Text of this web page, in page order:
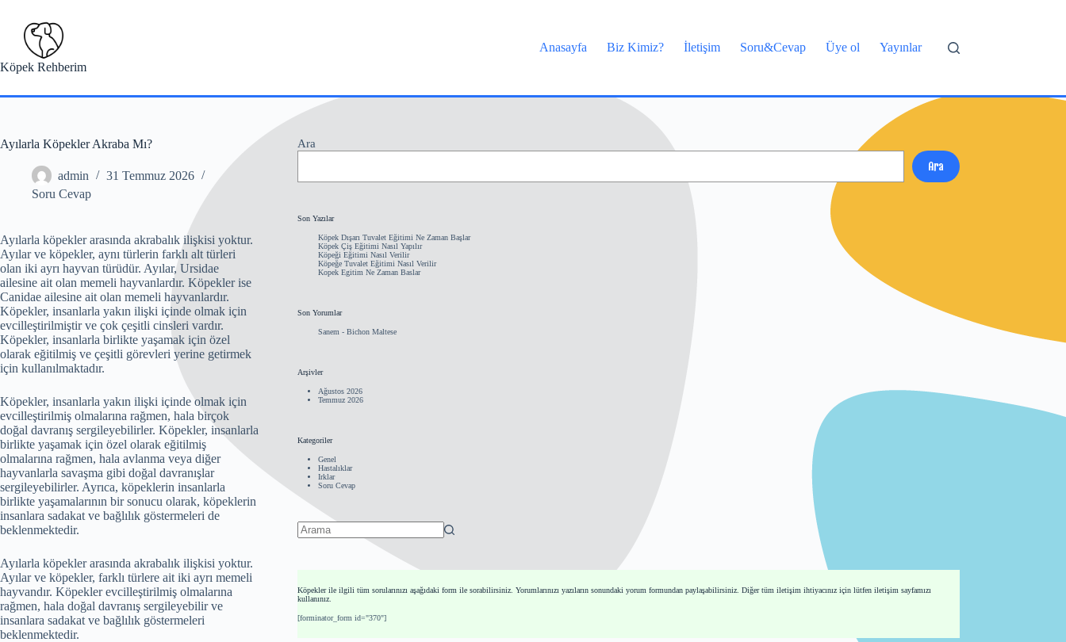
content
Köpek Rehberim
Anasayfa Biz Kimiz? İletişim Soru&Cevap Üye ol Yayınlar
Ayılarla Köpekler Akraba Mı?
admin
31 Temmuz 2026
Soru Cevap
Ayılarla köpekler arasında akrabalık ilişkisi yoktur.
Ayılar ve köpekler, aynı türlerin farklı alt türleri
olan iki ayrı hayvan türüdür. Ayılar, Ursidae
ailesine ait olan memeli hayvanlardır. Köpekler ise
Canidae ailesine ait olan memeli hayvanlardır.
Köpekler, insanlarla yakın ilişki içinde olmak için
evcilleştirilmiştir ve çok çeşitli cinsleri vardır.
Köpekler, insanlarla birlikte yaşamak için özel
olarak eğitilmiş ve çeşitli görevleri yerine getirmek
için kullanılmaktadır.
Köpekler, insanlarla yakın ilişki içinde olmak için
evcilleştirilmiş olmalarına rağmen, hala birçok
doğal davranış sergileyebilirler. Köpekler, insanlarla
birlikte yaşamak için özel olarak eğitilmiş
olmalarına rağmen, hala avlanma veya diğer
hayvanlarla savaşma gibi doğal davranışlar
sergileyebilirler. Ayrıca, köpeklerin insanlarla
birlikte yaşamalarının bir sonucu olarak, köpeklerin
insanlara sadakat ve bağlılık göstermeleri de
beklenmektedir.
Ayılarla köpekler arasında akrabalık ilişkisi yoktur.
Ayılar ve köpekler, farklı türlere ait iki ayrı memeli
hayvandır. Köpekler evcilleştirilmiş olmalarına
rağmen, hala doğal davranış sergileyebilir ve
insanlara sadakat ve bağlılık göstermeleri
beklenmektedir.
Ara
Ara
Son Yazılar
Köpek Dışarı Tuvalet Eğitimi Ne Zaman Başlar
Köpek Çiş Eğitimi Nasıl Yapılır
Köpeği Eğitimi Nasıl Verilir
Köpeğe Tuvalet Eğitimi Nasıl Verilir
Kopek Egitim Ne Zaman Baslar
Son Yorumlar
Sanem - Bichon Maltese
Arşivler
Ağustos 2026
Temmuz 2026
Kategoriler
Genel
Hastalıklar
Irklar
Soru Cevap
Köpekler ile ilgili tüm sorularınızı aşağıdaki form ile sorabilirsiniz. Yorumlarınızı yazıların sonundaki yorum formundan paylaşabilirsiniz. Diğer tüm iletişim ihtiyacınız için lütfen iletişim sayfamızı
kullanınız.
[forminator_form id="370"]